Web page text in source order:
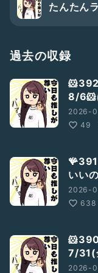
たんたん
過去の収録
8/6🐹
2026-
49
いい
2026-
638
7/31(
2026-